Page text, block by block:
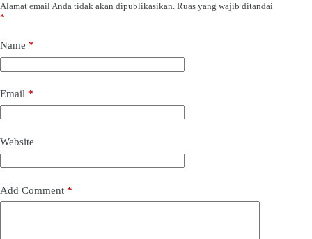
Alamat email Anda tidak akan dipublikasikan. Ruas yang wajib ditandai
*
Name *
Email *
Website
Add Comment *